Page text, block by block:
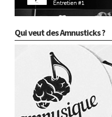
Qui veut des Amnusticks ?